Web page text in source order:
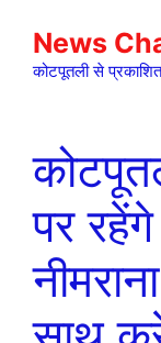
content
News
कोटपूतली से
पर